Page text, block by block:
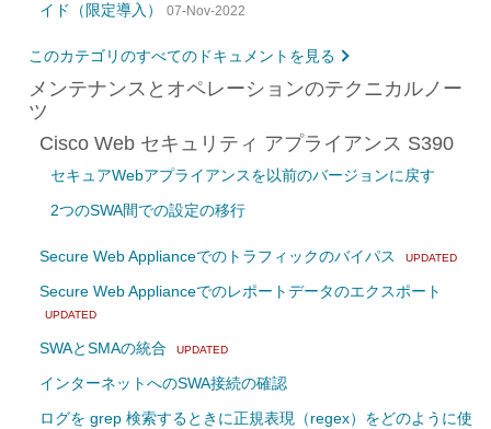
イド（限定導入） 07-Nov-2022
このカテゴリのすべてのドキュメントを見る
メンテナンスとオペレーションのテクニカルノー
ツ
Cisco Web セキュリティ アプライアンス S390
セキュアWebアプライアンスを以前のバージョンに戻す
2つのSWA間での設定の移行
Secure Web Applianceでのトラフィックのバイパス UPDATED
Secure Web Applianceでのレポートデータのエクスポート
UPDATED
SWAとSMAの統合 UPDATED
インターネットへのSWA接続の確認
ログを grep 検索するときに正規表現（regex）をどのように使